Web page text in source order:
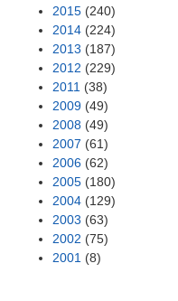
2015 (240)
2014 (224)
2013 (187)
2012 (229)
2011 (38)
2009 (49)
2008 (49)
2007 (61)
2006 (62)
2005 (180)
2004 (129)
2003 (63)
2002 (75)
2001 (8)